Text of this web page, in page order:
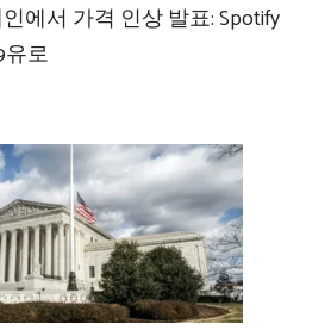
에서 가격 인상 발표: Spotify
유로